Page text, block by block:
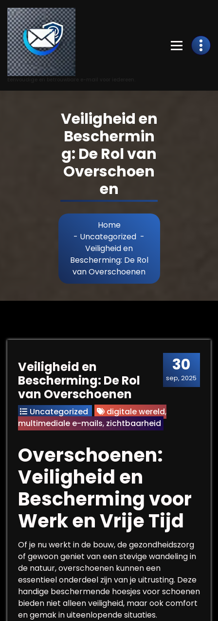
Skip
to
Content
Veiligheid en
Beschermin
g: De Rol van
Overschoen
en
Home
- Uncategorized -
Veiligheid en
Bescherming: De Rol
van Overschoenen
30
sep, 2025
Veiligheid en
Bescherming: De Rol
van Overschoenen
Uncategorized digitale wereld,
multimediale e-mails, zichtbaarheid
Overschoenen:
Veiligheid en
Bescherming voor
Werk en Vrije Tijd
Of je nu werkt in de bouw, de gezondheidszorg
of gewoon geniet van een stevige wandeling in
de natuur, overschoenen kunnen een
essentieel onderdeel zijn van je uitrusting. Deze
handige beschermende hoesjes voor schoenen
bieden niet alleen veiligheid, maar ook comfort
en gemak in uiteenlopende situaties.